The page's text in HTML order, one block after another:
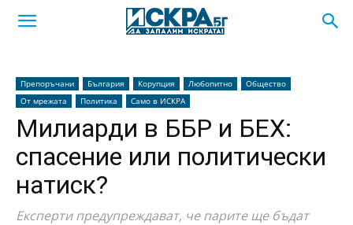
Препоръчани България Корупция Любопитно
Общество
От мрежата
Политика Само в ИСКРА
Милиарди в ББР и БЕХ:
спасение или политически
натиск?
Експерти предупреждават, че парите ще бъдат